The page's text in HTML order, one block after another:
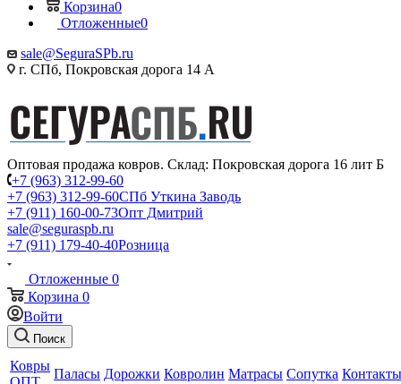
Корзина0
Отложенные0
sale@SeguraSPb.ru
г. СПб, Покровская дорога 14 А
Оптовая продажа ковров. Склад: Покровская дорога 16 лит Б
+7 (963) 312-99-60
+7 (963) 312-99-60СПб Уткина Заводь
+7 (911) 160-00-73Опт Дмитрий
sale@seguraspb.ru
+7 (911) 179-40-40Розница
Отложенные 0
Корзина 0
Войти
Поиск
Ковры
Паласы Дорожки Ковролин Матрасы Сопутка Контакты